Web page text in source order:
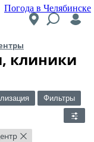
Погода в Челябинске
клиники
Фильтры
×